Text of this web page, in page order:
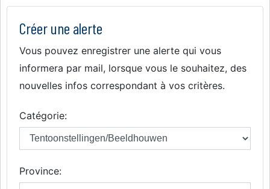
Créer une alerte
Vous pouvez enregistrer une alerte qui vous
informera par mail, lorsque vous le souhaitez, des
nouvelles infos correspondant à vos critères.
Catégorie:
Province: